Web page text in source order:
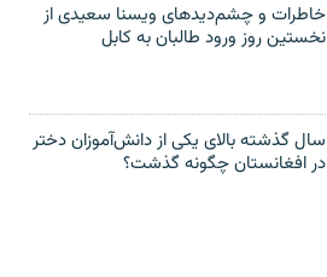
خاطرات و چشم‌دید‌های ویسنا سعیدی از
نخستین روز ورود طالبان به کابل
سال گذشته بالای یکی از دانش‌آموزان دختر
در افغانستان چگونه گذشت؟